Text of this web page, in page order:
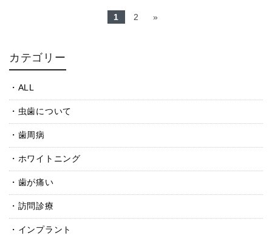
1 2 »
カテゴリー
ALL
虫歯について
歯周病
ホワイトニング
歯が痛い
訪問診療
インプラント